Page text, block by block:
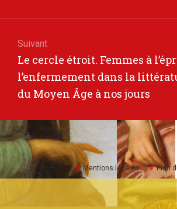
Suivant
Article
suivant
Le cercle étroit. Femmes à
l’enfermement dans la
du Moyen Âge à nos jours
Mentions légales Plan